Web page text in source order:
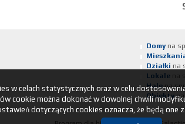
Domyna
Działki na
Lokale na
Halena
Obiektyna
w celach statystycznych oraz w celu
cookie można dokonać w dowolnej chwili
dotyczących cookies oznacza, że będą one